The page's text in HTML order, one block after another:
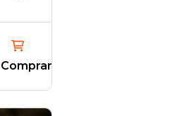
Comprar